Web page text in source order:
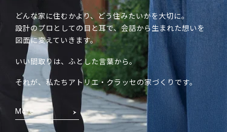
どんな家に住むかより、どう住みたいかを大切に。
設計のプロとしての目と耳で、会話から生まれた想いを
図面に変えていきます。
いい間取りは、ふとした言葉から。
それが、私たちアトリエ・クラッセの家づくりです。
More